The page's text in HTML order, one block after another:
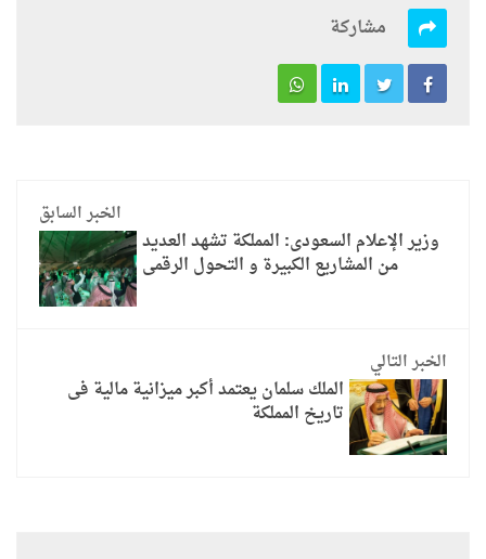
مشاركة
الخبر السابق
وزير الإعلام السعودى: المملكة تشهد العديد
من المشاريع الكبيرة و التحول الرقمى
الخبر التالي
الملك سلمان يعتمد أكبر ميزانية مالية فى
تاريخ المملكة